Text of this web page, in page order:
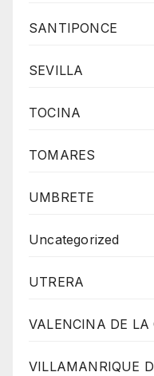
SANTIPONCE
SEVILLA
TOCINA
TOMARES
UMBRETE
Uncategorized
UTRERA
VALENCINA DE LA
VILLAMANRIQUE